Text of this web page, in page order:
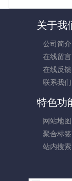
关于我
公司简介
在线留言
在线反馈
联系我们
特色功
网站地图
聚合标签
站内搜索